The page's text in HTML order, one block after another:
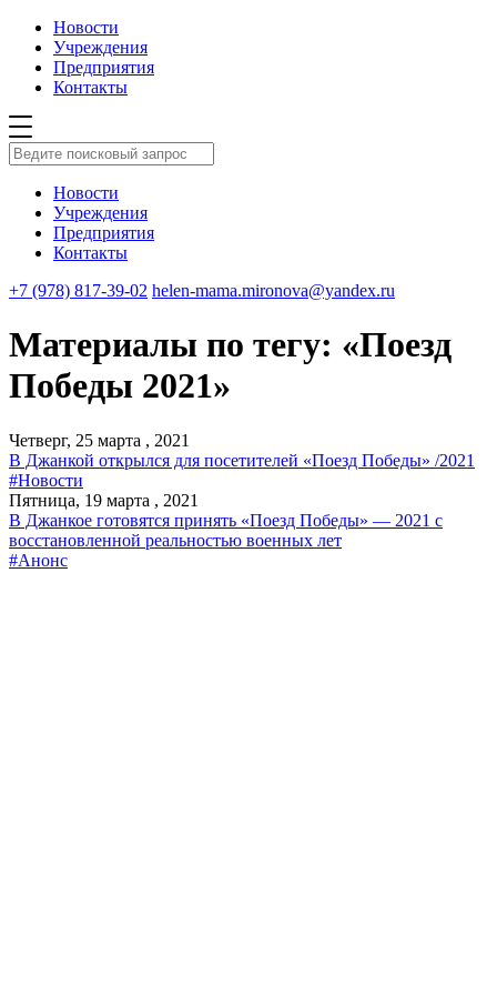
Новости
Учреждения
Предприятия
Контакты
Новости
Учреждения
Предприятия
Контакты
+7 (978) 817-39-02 helen-mama.mironova@yandex.ru
Материалы по тегу: «Поезд
Победы 2021»
Четверг, 25 марта , 2021
В Джанкой открылся для посетителей «Поезд Победы» /2021
#Новости
Пятница, 19 марта , 2021
В Джанкое готовятся принять «Поезд Победы» — 2021 с
восстановленной реальностью военных лет
#Анонс